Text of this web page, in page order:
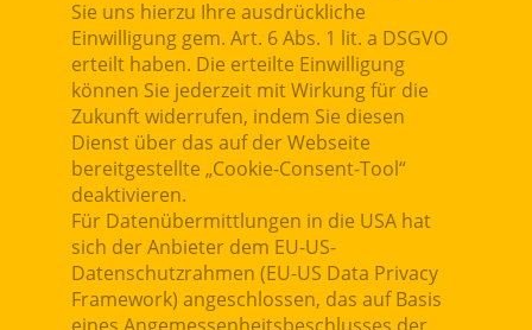
Sie uns hierzu Ihre ausdrückliche
Einwilligung gem. Art. 6 Abs. 1 lit. a DSGVO
erteilt haben. Die erteilte Einwilligung
können Sie jederzeit mit Wirkung für die
Zukunft widerrufen, indem Sie diesen
Dienst über das auf der Webseite
bereitgestellte „Cookie-Consent-Tool“
deaktivieren.
Für Datenübermittlungen in die USA hat
sich der Anbieter dem EU-US-
Datenschutzrahmen (EU-US Data Privacy
Framework) angeschlossen, das auf Basis